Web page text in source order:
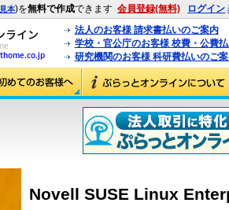
見本)を無料で作成できます 会員登録(無料) ログイン
法人のお客様 請求書払いのご案内
学校・官公庁のお客様 校費・公費
研究機関のお客様 科研費払いのご
Novell SUSE Linux